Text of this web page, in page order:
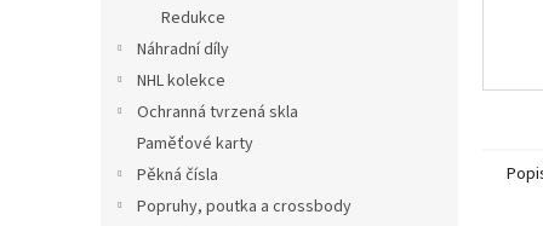
Redukce
Náhradní díly
NHL kolekce
Ochranná tvrzená skla
Paměťové karty
Pěkná čísla
Popruhy, poutka a crossbody